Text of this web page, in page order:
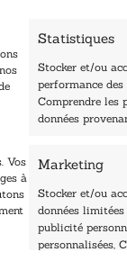
Vos
à
Statistiques
Stocker et/ou
performance
Comprendre les
données
Marketing
Stocker et/ou
données
publicité
personnalisées,
édité
nous
Plumes du Lys
sciences
collections
auteurs